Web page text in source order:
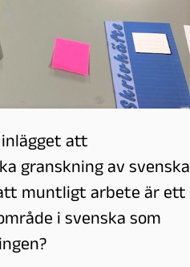
inlägget att
granskning av svenska
muntligt arbete är ett
i svenska som